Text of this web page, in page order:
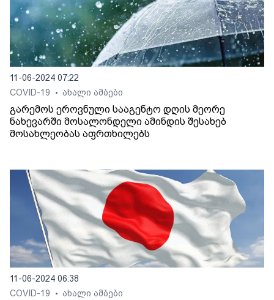
11-06-2024 07:22
COVID-19
• ახალი ამბები
გარემოს ეროვნული სააგენტო დღის მეორე
ნახევარში მოსალონდელი ამინდის შესახებ
მოსახლეობას აფრთხილებს
11-06-2024 06:38
COVID-19
• ახალი ამბები